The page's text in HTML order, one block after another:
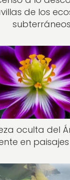
de los
subterráneos
oculta del
en